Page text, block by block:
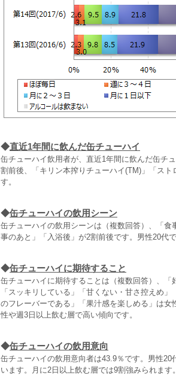
◆直近1年間に飲んだ缶チューハイ
缶チューハイ飲用者が、直近1年間に飲んだ缶チ
割前後、「キリン本搾りチューハイ(TM)」「ス
す。
◆缶チューハイの飲用シーン
缶チューハイの飲用シーンは（複数回答）、「
事のあと」「入浴後」が2割前後です。男性20代
◆缶チューハイに期待すること
缶チューハイに期待することは（複数回答）、
「スッキリしている」「甘くない・甘さ控えめ
のフレーバーである」「果汁感を楽しめる」は
性や週3日以上飲む層で高い傾向です。
◆缶チューハイの飲用意向
缶チューハイの飲用意向者は43.9％です。男性
います。月に2日以上飲む層では9割強みられます